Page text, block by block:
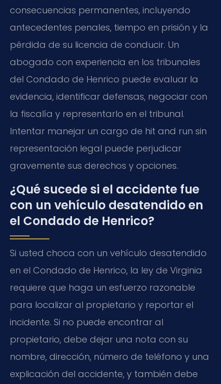
consecuencias permanentes, incluyendo
antecedentes penales, tiempo en prisión y la
pérdida de su licencia de conducir. Un
abogado con experiencia en los tribunales
del Condado de Henrico puede evaluar la
evidencia, identificar defensas, negociar con
la fiscalía y representarlo en el tribunal.
Intentar manejar un cargo de hit and run sin
representación legal puede perjudicar
gravemente sus derechos y opciones.
¿Qué sucede si el accidente fue
con un vehículo desatendido en
el Condado de Henrico?
Si usted choca con un vehículo desatendido
en el Condado de Henrico, la ley de Virginia
requiere que haga un esfuerzo razonable
para localizar al propietario y reportar el
incidente. Si no puede encontrar al
propietario, debe dejar una nota con su
nombre, dirección, número de teléfono y una
explicación del accidente, y también debe